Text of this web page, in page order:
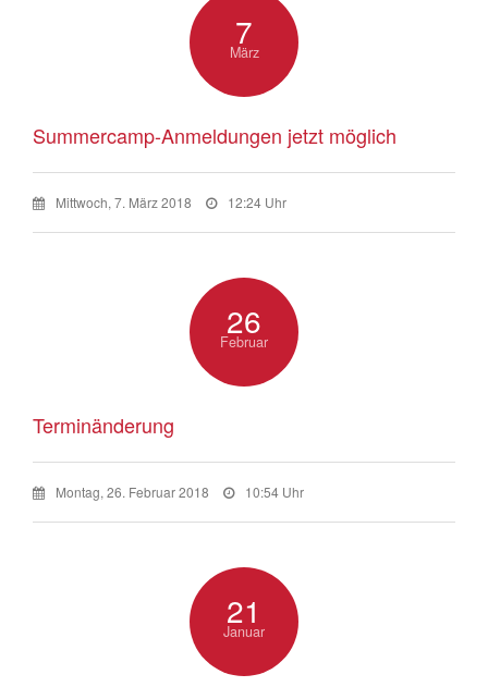
7
März
Summercamp-Anmeldungen jetzt möglich
Mittwoch, 7. März 2018 12:24 Uhr
26
Februar
Terminänderung
Montag, 26. Februar 2018 10:54 Uhr
21
Januar